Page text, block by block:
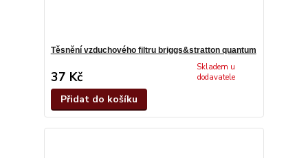
Těsnění vzduchového filtru briggs&stratton quantum
37 Kč
Skladem u
dodavatele
Přidat do košíku